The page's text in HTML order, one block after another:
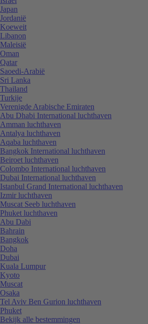
Japan
Jordanië
Koeweit
Libanon
Maleisië
Oman
Qatar
Saoedi-Arabië
Sri Lanka
Thailand
Turkije
Verenigde Arabische Emiraten
Abu Dhabi International luchthaven
Amman luchthaven
Antalya luchthaven
Aqaba luchthaven
Bangkok International luchthaven
Beiroet luchthaven
Colombo International luchthaven
Dubai International luchthaven
Istanbul Grand International luchthaven
Izmir luchthaven
Muscat Seeb luchthaven
Phuket luchthaven
Abu Dabi
Bahrain
Bangkok
Doha
Dubai
Kuala Lumpur
Kyoto
Muscat
Osaka
Tel Aviv Ben Gurion luchthaven
Phuket
Bekijk alle bestemmingen